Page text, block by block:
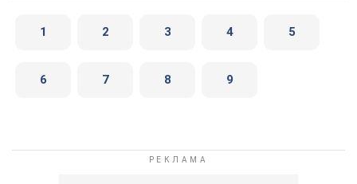
1 2 3 4 5
6 7 8 9